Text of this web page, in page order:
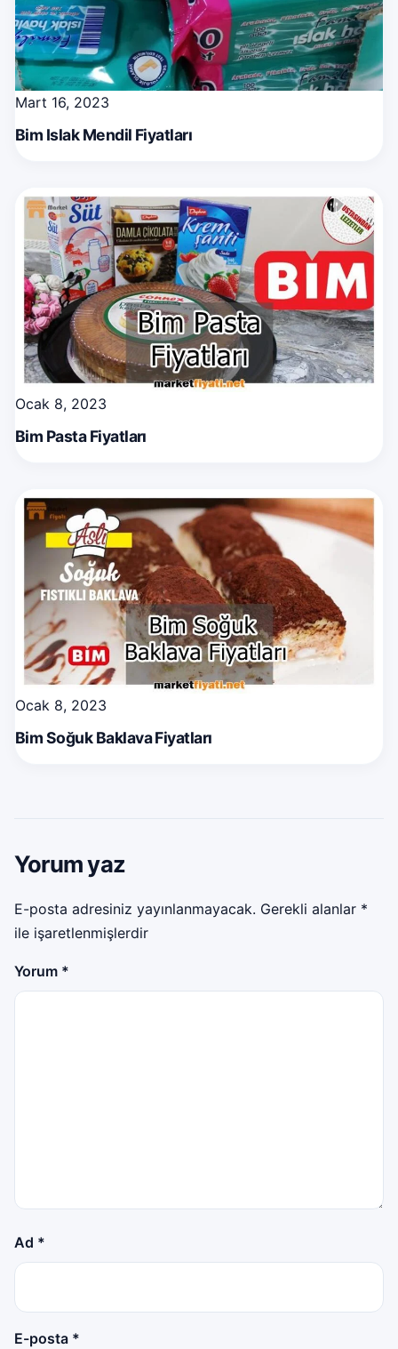
Mart 16, 2023
Bim Islak Mendil Fiyatları
Ocak 8, 2023
Bim Pasta Fiyatları
Ocak 8, 2023
Bim Soğuk Baklava Fiyatları
Yorum yaz
E-posta adresiniz yayınlanmayacak. Gerekli alanlar *
ile işaretlenmişlerdir
Yorum *
Ad *
E-posta *